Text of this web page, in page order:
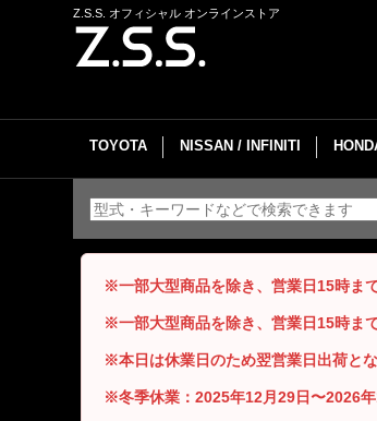
Z.S.S. オフィシャル オンラインストア
TOYOTA NISSAN / INFINITI
※一部大型商品を除き、営業日15時ま
※一部大型商品を除き、営業日15時ま
※本日は休業日のため翌営業日出荷とな
※冬季休業：2025年12月29日〜2026